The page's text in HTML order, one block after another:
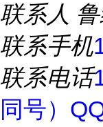
联系人
联系手机
联系电话
同号）